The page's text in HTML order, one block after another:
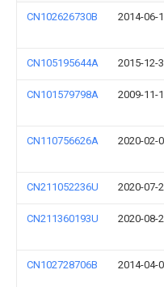
CN102626730B 2014-06-
CN105195644A 2015-12-
CN101579798A 2009-11-
CN110756626A 2020-02-
CN211052236U 2020-07-
CN211360193U 2020-08-
CN102728706B 2014-04-